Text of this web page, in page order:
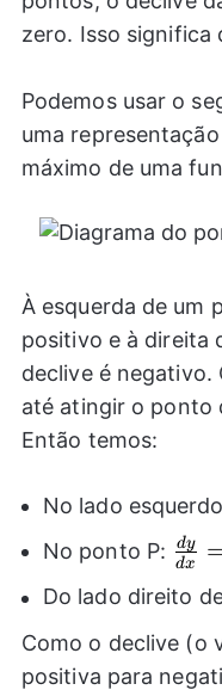
zero. Isso significa
Podemos usar o
uma
máximo de uma
À esquerda de um
positivo e à direita
declive é negativo.
até atingir o ponto
Então temos:
No lado
No ponto P: dx
dy
Do lado direito
Como o declive (o
positiva para